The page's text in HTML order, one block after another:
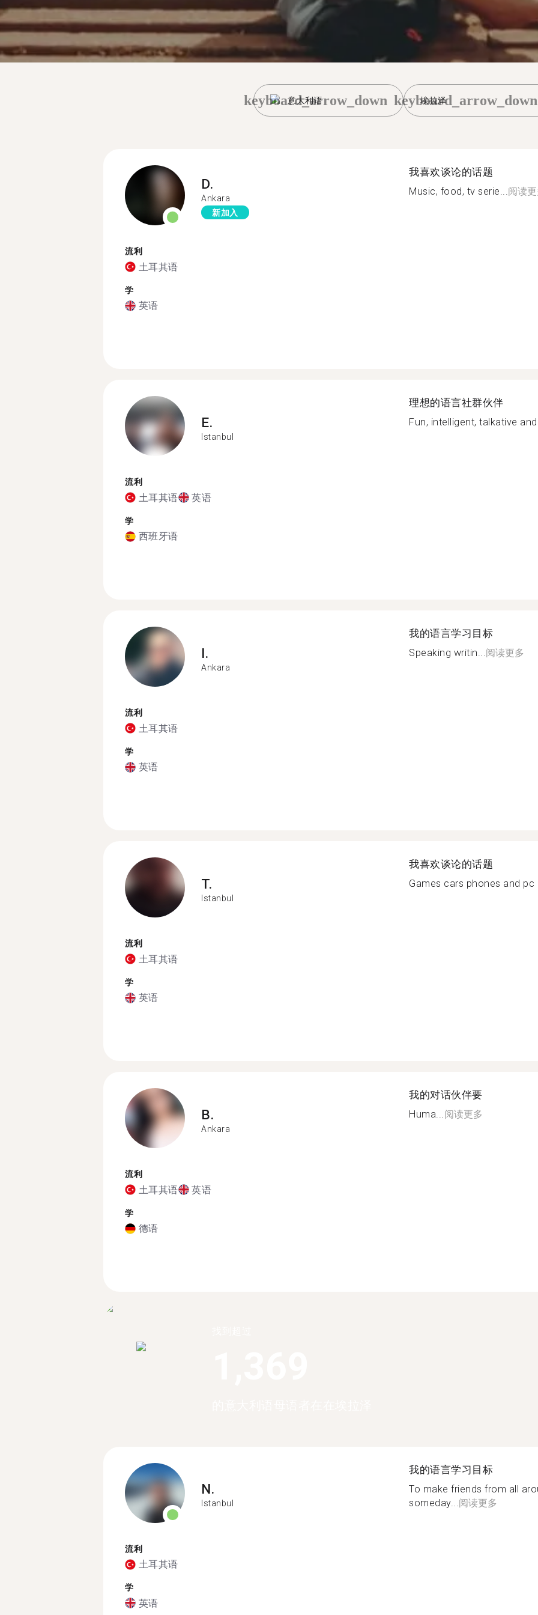
意大利语
keyboard_arrow_down 埃拉泽
keyboard_arrow_down
D.
Ankara
新加入
流利
土耳其语
学
英语
我喜欢谈论的话题
Music, food, tv serie...阅读
E.
Istanbul
流利
土耳其语 英语
学
西班牙语
理想的语言社群伙伴
Fun, intelligent, talkative
I.
Ankara
流利
土耳其语
学
英语
我的语言学习目标
Speaking writin...阅读更多
T.
Istanbul
流利
土耳其语
学
英语
我喜欢谈论的话题
Games cars phones and
B.
Ankara
流利
土耳其语 英语
学
德语
我的对话伙伴要
Huma...阅读更多
N.
Istanbul
流利
土耳其语
学
英语
我的语言学习目标
To make friends from all
someday... 阅读更多